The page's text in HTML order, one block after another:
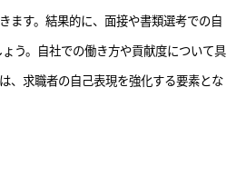
ます。結果的に、面接や書類選考での自
う。自社での働き方や貢献度について具
、求職者の自己表現を強化する要素とな